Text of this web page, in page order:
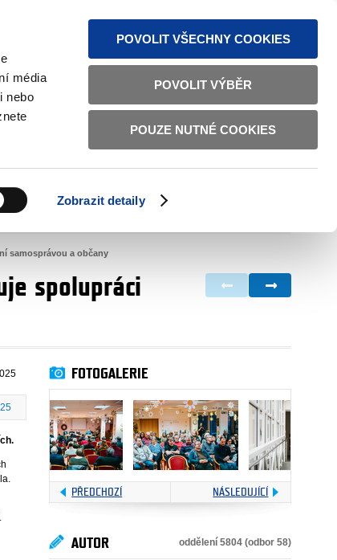
média
nebo
Zobrazit detaily
POVOLIT VŠECHNY COOKIES
POVOLIT VÝBĚR
POUZE NUTNÉ COOKIES
TEXTOVÁ VERZE ČESKY ENGLISH
VNITŘNÍ VĚCI BILATERÁLNÍ SPOLUPRÁCE
samosprávou a občany
spolupráci
FOTOGALERIE
PŘEDCHOZÍ NÁSLEDUJÍCÍ
AUTOR oddělení 5804 (odbor 58)